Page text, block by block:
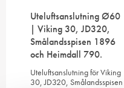
Uteluftsanslutning Ø60
| Viking 30, JD320,
Smålandsspisen 1896
och Heimdall 790.
Uteluftsanslutning för Viking
30, JD320, Smålandsspisen